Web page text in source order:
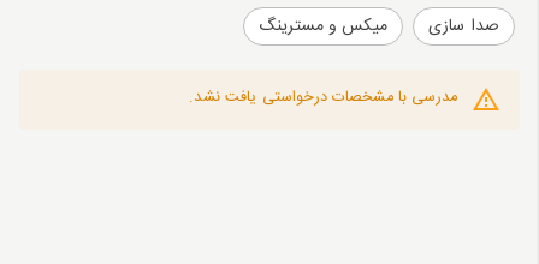
صدا سازی میکس و‌ مسترینگ
مدرسی با مشخصات درخواستی یافت نشد.